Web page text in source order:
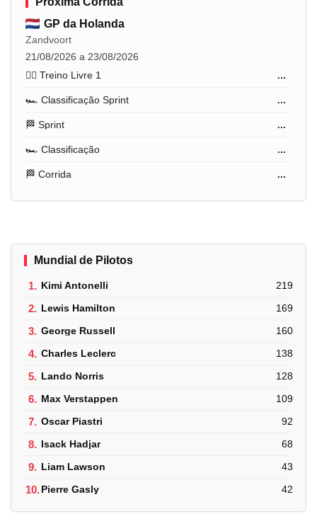
GP da Holanda
Zandvoort
21/08/2026 a 23/08/2026
🏋️‍♂️ Treino Livre 1
...
🏎️ Classificação Sprint ...
🏁 Sprint ...
🏎️ Classificação ...
🏁 Corrida ...
Mundial de Pilotos
1. Kimi Antonelli 219
2. Lewis Hamilton 169
3. George Russell 160
4. Charles Leclerc 138
5. Lando Norris 128
6. Max Verstappen 109
7. Oscar Piastri 92
8. Isack Hadjar 68
9. Liam Lawson 43
10.Pierre Gasly 42